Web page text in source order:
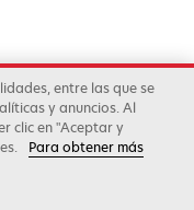
de Xerox
Términos y
entre las que se
y anuncios. Al
clic en "Aceptar y
Para obtener más